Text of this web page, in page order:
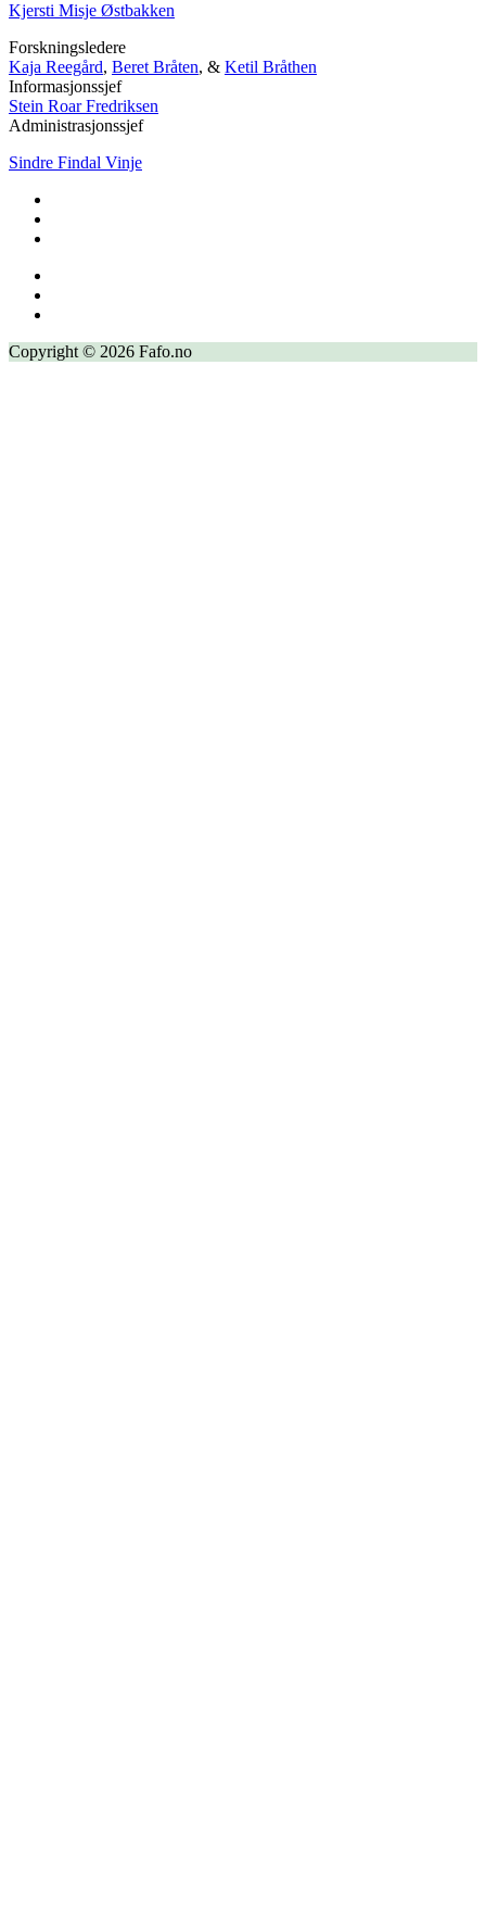
Kjersti Misje Østbakken
Forskningsledere
Kaja Reegård, Beret Bråten, & Ketil Bråthen
Informasjonssjef
Stein Roar Fredriksen
Administrasjonssjef
Sindre Findal Vinje
Copyright © 2026 Fafo.no